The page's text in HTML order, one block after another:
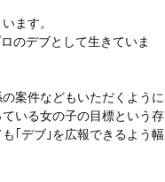
ます。
のデブとして生きていま
案件などもいただくように
いる女の子の目標という存
｢デブ｣を広報できるよう幅